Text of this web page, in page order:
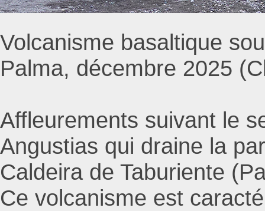
Volcanisme basaltique
Palma, décembre 2025
Affleurements suivant le
Angustias qui draine la
Caldeira de Taburiente
Ce volcanisme est